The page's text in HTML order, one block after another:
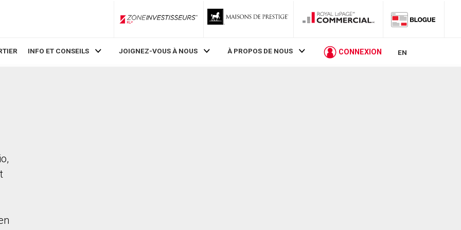
ZoneInvestisseurs RLP
INFO ET CONSEILS JOIGNEZ-VOUS À NOUS À PROPOS DE NOUS CONNEXION EN